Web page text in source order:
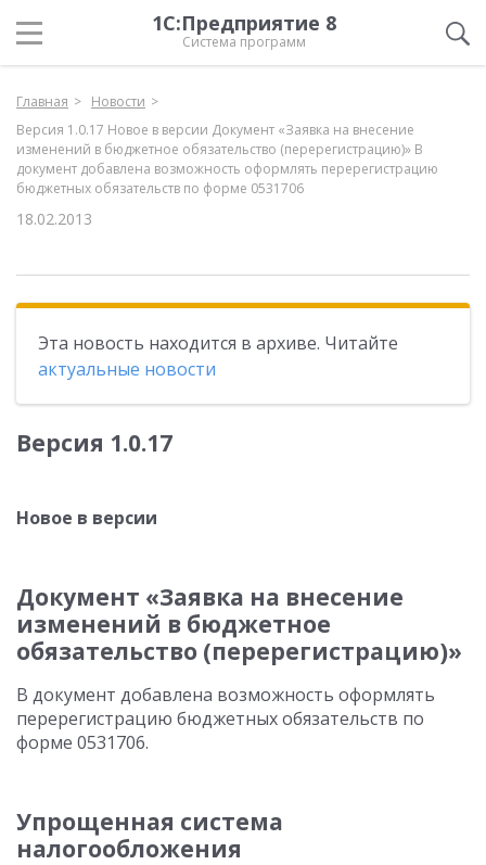
1С:Предприятие 8
Система программ
Главная
Новости
Версия 1.0.17 Новое в версии Документ «Заявка на внесение
изменений в бюджетное обязательство (перерегистрацию)» В
документ добавлена возможность оформлять перерегистрацию
бюджетных обязательств по форме 0531706
18.02.2013
Эта новость находится в архиве. Читайте
актуальные новости
Версия 1.0.17
Новое в версии
Документ «Заявка на внесение
изменений в бюджетное
обязательство (перерегистрацию)»
В документ добавлена возможность оформлять
перерегистрацию бюджетных обязательств по
форме 0531706.
Упрощенная система
налогообложения